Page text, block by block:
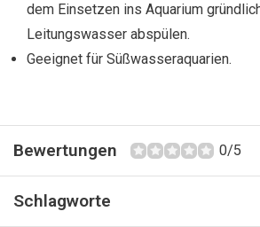
dem Einsetzen ins Aquarium
Leitungswasser abspülen.
Geeignet für Süßwasseraquarien.
Bewertungen 0/5
Schlagworte